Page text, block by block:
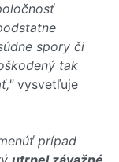
spory či
tak
vysvetľuje
prípad